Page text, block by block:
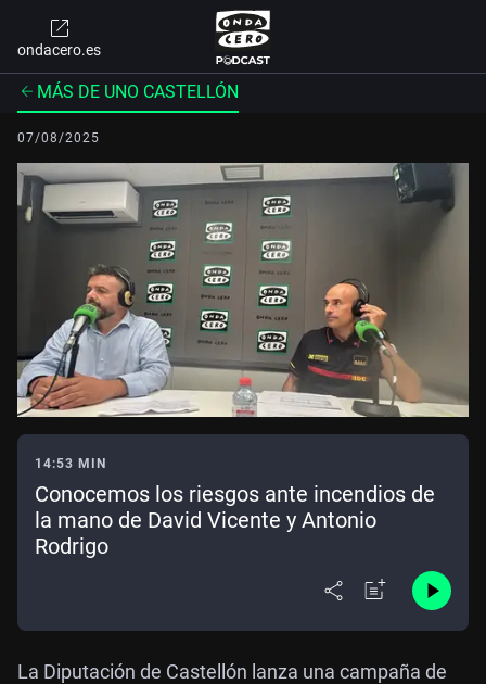
ondacero.es
MÁS DE UNO CASTELLÓN
07/08/2025
14:53 MIN
Conocemos los riesgos ante incendios de
la mano de David Vicente y Antonio
Rodrigo
La Diputación de Castellón lanza una campaña de